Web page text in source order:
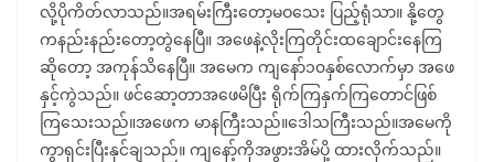
လို့ပိုကိတ်လာသည်။အရမ်းကြီးတော့မဝသေး ပြည့်ရုံသာ။ နို့တွေ
ကနည်းနည်းတော့တွဲနေပြီ။ အဖေနဲ့လိုးကြတိုင်းထချောင်းနေကြ
ဆိုတော့ အကုန်သိနေပြီ။ အမေက ကျနော်၁၀နှစ်လောက်မှာ အဖေ
နှင့်ကွဲသည်။ ဖင်ဆော့တာအဖေမိပြီး ရိုက်ကြနှက်ကြတောင်ဖြစ်
ကြသေးသည်။အဖေက မာနကြီးသည်။ဒေါသကြီးသည်။အမေကို
ကွာရှင်းပြီးနှင်ချသည်။ ကျနော့်ကိုအဖွားအိမ်ပို့ ထားလိုက်သည်။